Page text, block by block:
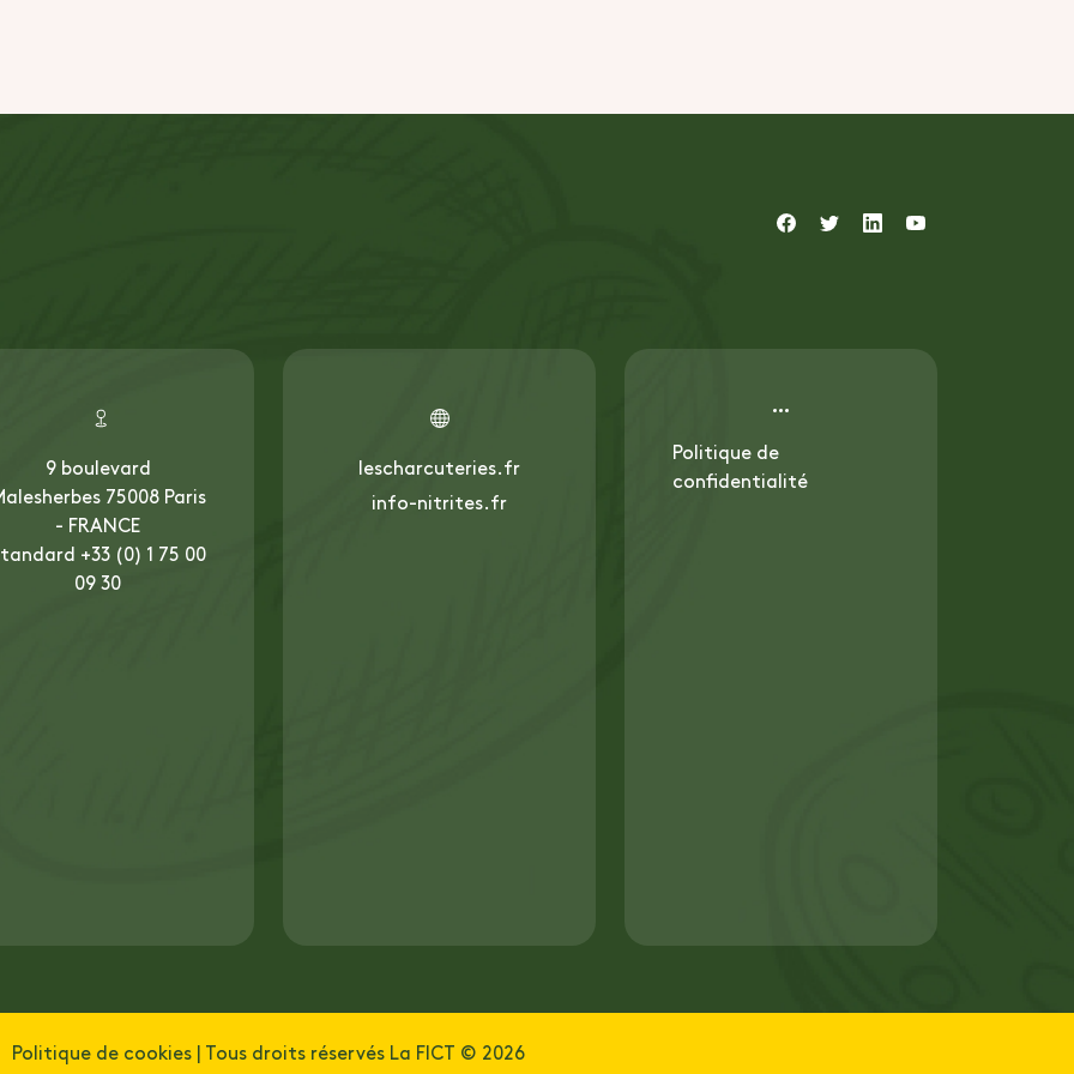
9 boulevard
75008 Paris
- FRANCE
+33 (0) 1 75 00
09 30
lescharcuteries.fr
info-nitrites.fr
Politique de
confidentialité
Politique de cookies | Tous droits réservés La FICT © 2026